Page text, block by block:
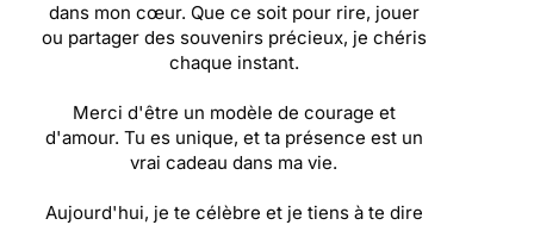
dans mon cœur. Que ce soit pour rire, jouer
ou partager des souvenirs précieux, je chéris
chaque instant.
Merci d'être un modèle de courage et
d'amour. Tu es unique, et ta présence est un
vrai cadeau dans ma vie.
Aujourd'hui, je te célèbre et je tiens à te dire